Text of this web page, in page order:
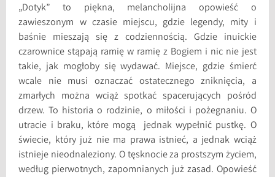
„Dotyk” to piękna, melancholijna opowieść o
zawieszonym w czasie miejscu, gdzie legendy, mity i
baśnie mieszają się z codziennością. Gdzie inuickie
czarownice stąpają ramię w ramię z Bogiem i nic nie jest
takie, jak mogłoby się wydawać. Miejsce, gdzie śmierć
wcale nie musi oznaczać ostatecznego zniknięcia, a
zmarłych można wciąż spotkać spacerujących pośród
drzew. To historia o rodzinie, o miłości i pożegnaniu. O
utracie i braku, które mogą jednak wypełnić pustkę. O
świecie, który już nie ma prawa istnieć, a jednak wciąż
istnieje nieodnaleziony. O tęsknocie za prostszym życiem,
według pierwotnych, zapomnianych już zasad. Opowieść